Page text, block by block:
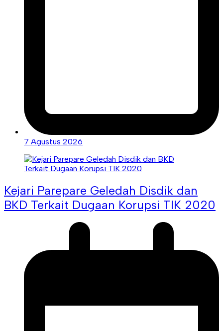
7 Agustus 2026
Kejari Parepare Geledah Disdik dan
BKD Terkait Dugaan Korupsi TIK 2020